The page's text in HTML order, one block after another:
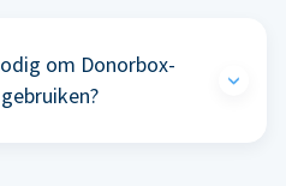
om Donorbox-